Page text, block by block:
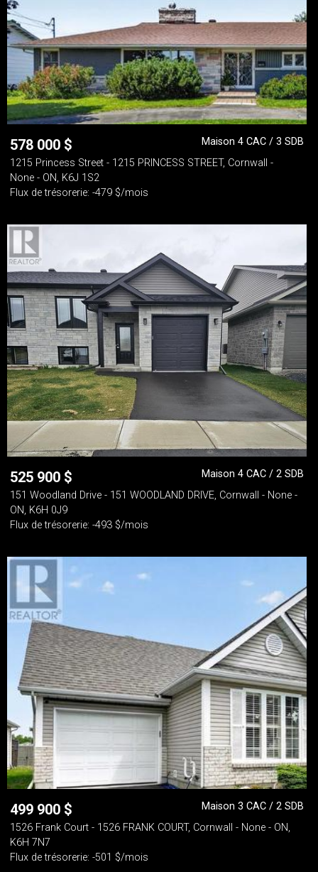
578 000 $
Maison 4 CAC / 3 SDB
1215 Princess Street - 1215 PRINCESS STREET, Cornwall -
None - ON, K6J 1S2
Flux de trésorerie: -479 $/mois
525 900 $
Maison 4 CAC / 2 SDB
151 Woodland Drive - 151 WOODLAND DRIVE, Cornwall - None -
ON, K6H 0J9
Flux de trésorerie: -493 $/mois
499 900 $
Maison 3 CAC / 2 SDB
1526 Frank Court - 1526 FRANK COURT, Cornwall - None - ON,
K6H 7N7
Flux de trésorerie: -501 $/mois